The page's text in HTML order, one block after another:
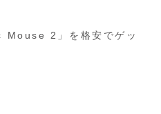
2」を格安でゲッ